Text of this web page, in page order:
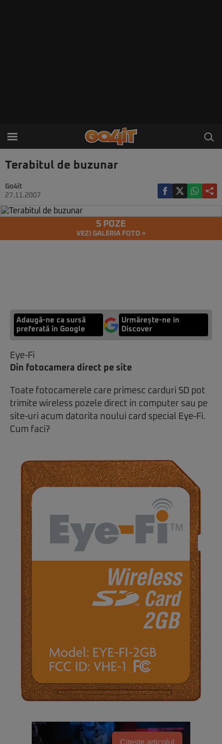
Terabitul de buzunar
Go4it
27.11.2007
5 POZE
VEZI GALERIA FOTO »
Adaugă-ne ca sursă
preferată în Google
Urmărește-ne in
Discover
Eye-Fi
Din fotocamera direct pe site
Toate fotocamerele care primesc carduri SD pot
trimite wireless pozele direct in computer sau pe
site-uri acum datorita noului card special Eye-Fi.
Cum faci?